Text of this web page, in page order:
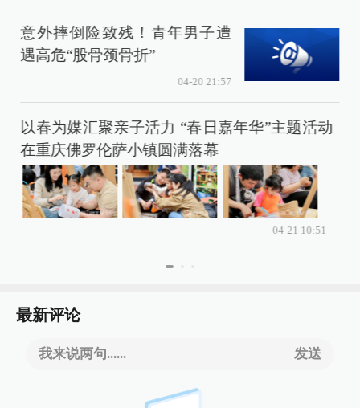
意外摔倒险致残！青年男子遭
遇高危“股骨颈骨折”
04-20 21:57
以春为媒汇聚亲子活力 “春日嘉年华”主题活动
在重庆佛罗伦萨小镇圆满落幕
04-21 10:51
最新评论
我来说两句...... 发送